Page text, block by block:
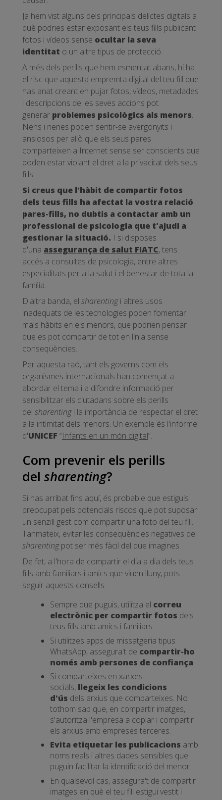
Ja hem vist alguns dels principals delictes digitals a
què podries estar exposant els teus fills publicant
fotos i vídeos sense ocultar la seva
identitat o un altre tipus de protecció.
A més dels perills que hem esmentat abans, hi ha
el risc que aquesta empremta digital del teu fill que
has anat creant en pujar fotos, vídeos, metadades
i descripcions de les seves accions pot
generar problemes psicològics als menors.
Nens i nenes poden sentir-se avergonyits i
ansiosos per allò que els seus pares
comparteixen a Internet sense ser conscients que
poden estar violant el dret a la privacitat dels seus
fills.
Si creus que l'hàbit de compartir fotos
dels teus fills ha afectat la vostra relació
pares-fills, no dubtis a contactar amb un
professional de psicologia que t'ajudi a
gestionar la situació. I si disposes
d'una assegurança de salut FIATC, tens
accés a consultes de psicologia, entre altres
especialitats per a la salut i el benestar de tota la
família.
D'altra banda, el sharentingi altres usos
inadequats de les tecnologies poden fomentar
mals hàbits en els menors, que podrien pensar
que es pot compartir de tot en línia sense
conseqüències.
Per aquesta raó, tant els governs com els
organismes internacionals han començat a
abordar el tema i a difondre informació per
sensibilitzar els ciutadans sobre els perills
del sharentingi la importància de respectar el dret
a la intimitat dels menors. Un exemple és l'informe
d'UNICEF “Infants en un món digital”.
Com prevenir els perills
del sharenting?
Si has arribat fins aquí, és probable que estiguis
preocupat pels potencials riscos que pot suposar
un senzill gest com compartir una foto del teu fill.
Tanmateix, evitar les conseqüències negatives del
sharentingpot ser més fàcil del que imagines.
De fet, a l'hora de compartir el dia a dia dels teus
fills amb familiars i amics que viuen lluny, pots
seguir aquests consells:
Sempre que puguis, utilitza el correu
electrònic per compartir fotos dels
teus fills amb amics i familiars.
Si utilitzes apps de missatgeria tipus
WhatsApp, assegura't de compartir-ho
només amb persones de confiança.
Si comparteixes en xarxes
socials, llegeix les condicions
d'ús dels arxius que comparteixes. No
tothom sap que, en compartir imatges,
s'autoritza l'empresa a copiar i compartir
els arxius amb empreses terceres.
Evita etiquetar les publicacions amb
noms reals i altres dades sensibles que
puguin facilitar la identificació del menor.
En qualsevol cas, assegura't de compartir
imatges en què el teu fill estigui vestit i